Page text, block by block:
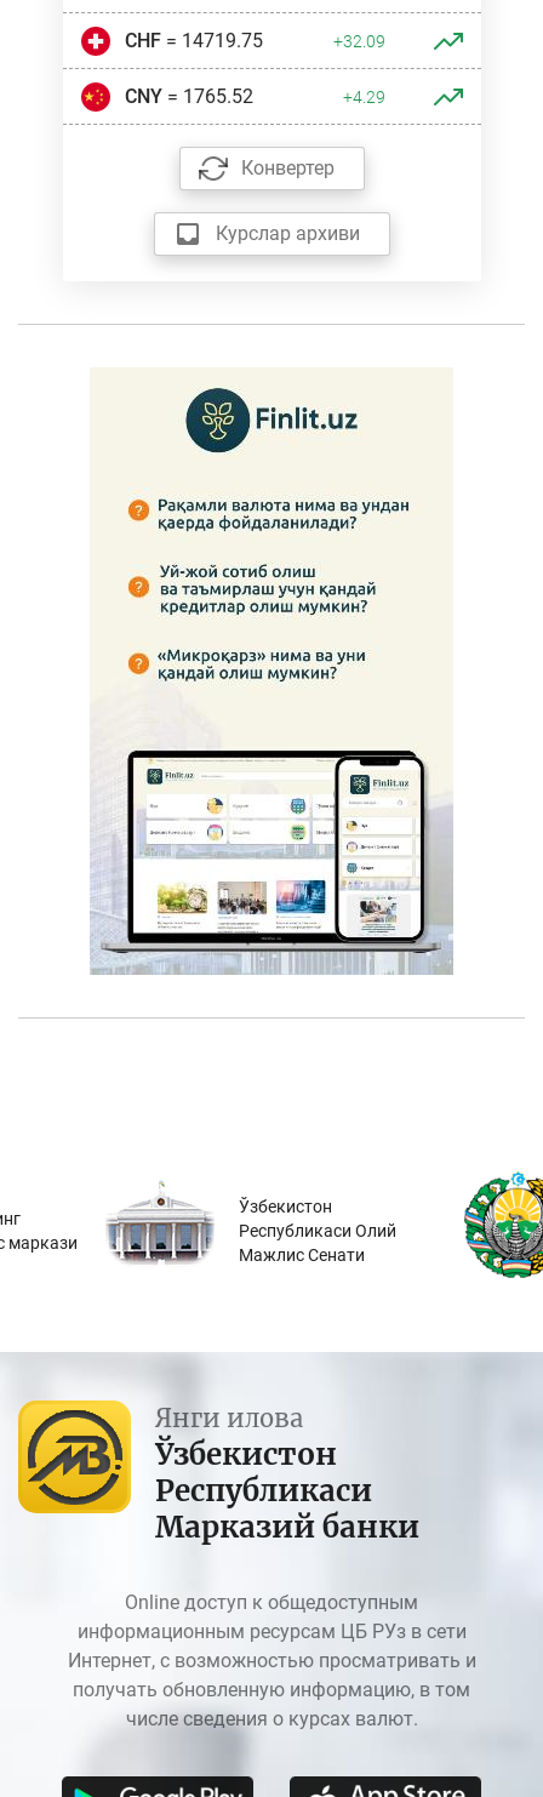
CHF= 14719.75 +32.09
CNY= 1765.52 +4.29
Конвертер
Курслар архиви
маркази
Ўзбекистон
Республикаси Олий
Мажлис Сенати
Янги илова
Ўзбекистон
Республикаси
Марказий банки
Online доступ к общедоступным
информационным ресурсам ЦБ РУз в сети
Интернет, с возможностью просматривать и
получать обновленную информацию, в том
числе сведения о курсах валют.